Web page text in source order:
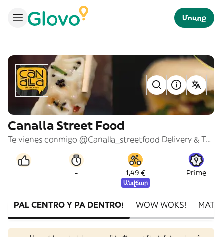
Մուտք
Canalla Street Food
Te vienes conmigo @Canalla_streetfood Delivery & Take away Comida callejera del mundo
-- - 1,49 €
Անվճար
Prime
PAL CENTRO Y PA DENTRO! WOW WOKS!